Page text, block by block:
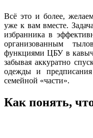
Всё это и более,
уже к вам вместе.
избранника в
организованным
функциями ЦБУ в
забывая аккуратно
одежды и
семейной «части».
Как понять,